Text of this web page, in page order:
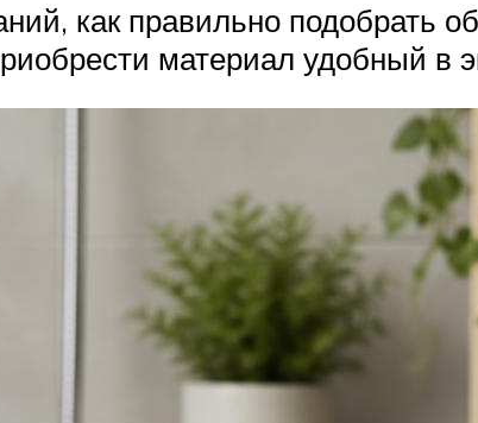
как правильно подобрать
материал удобный в